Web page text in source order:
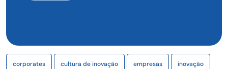
corporates cultura de inovação empresas inovação